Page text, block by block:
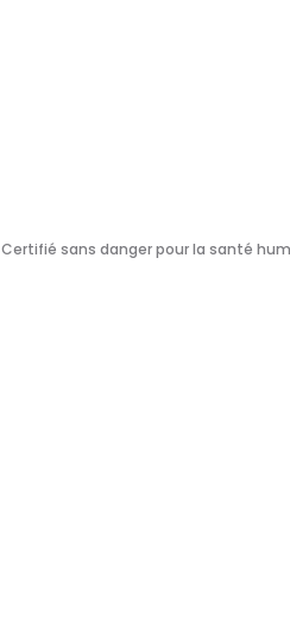
Certifié sans danger pour la santé